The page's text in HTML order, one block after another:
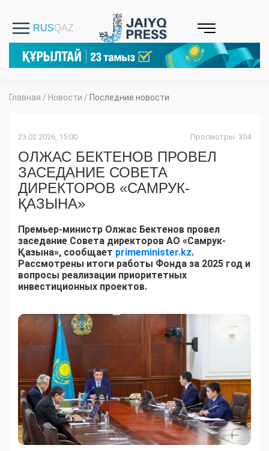
Главная / Новости / Последние новости
23.02.2026, 15:00 Просмотры: 304
ОЛЖАС БЕКТЕНОВ ПРОВЕЛ
ЗАСЕДАНИЕ СОВЕТА
ДИРЕКТОРОВ «САМРУК-
ҚАЗЫНА»
Премьер-министр Олжас Бектенов провел
заседание Совета директоров АО «Самрук-
Қазына», сообщает primeminister.kz.
Рассмотрены итоги работы Фонда за 2025 год и
вопросы реализации приоритетных
инвестиционных проектов.